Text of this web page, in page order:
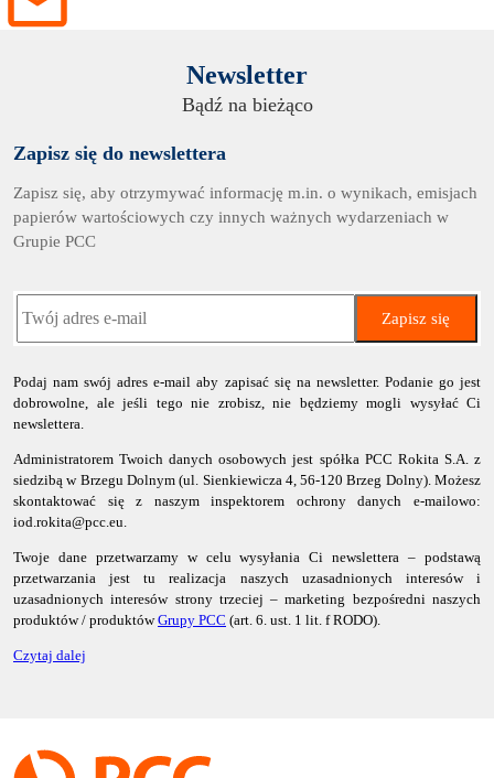
Newsletter
Bądź na bieżąco
Zapisz się do newslettera
Zapisz się, aby otrzymywać informację m.in. o wynikach, emisjach
papierów wartościowych czy innych ważnych wydarzeniach w
Grupie PCC
Zapisz się
Podaj nam swój adres e-mail aby zapisać się na newsletter. Podanie go jest
dobrowolne, ale jeśli tego nie zrobisz, nie będziemy mogli wysyłać Ci
newslettera.
Administratorem Twoich danych osobowych jest spółka PCC Rokita S.A. z
siedzibą w Brzegu Dolnym (ul. Sienkiewicza 4, 56-120 Brzeg Dolny). Możesz
skontaktować się z naszym inspektorem ochrony danych e-mailowo:
iod.rokita@pcc.eu.
Twoje dane przetwarzamy w celu wysyłania Ci newslettera – podstawą
przetwarzania jest tu realizacja naszych uzasadnionych interesów i
uzasadnionych interesów strony trzeciej – marketing bezpośredni naszych
produktów / produktówGrupy PCC (art. 6. ust. 1 lit. f RODO).
Czytaj dalej